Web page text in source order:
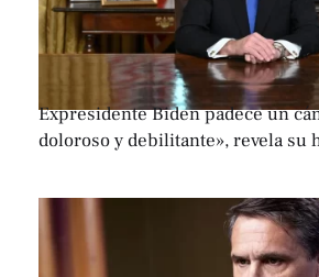
Expresidente Biden padece un
doloroso y debilitante», revela su